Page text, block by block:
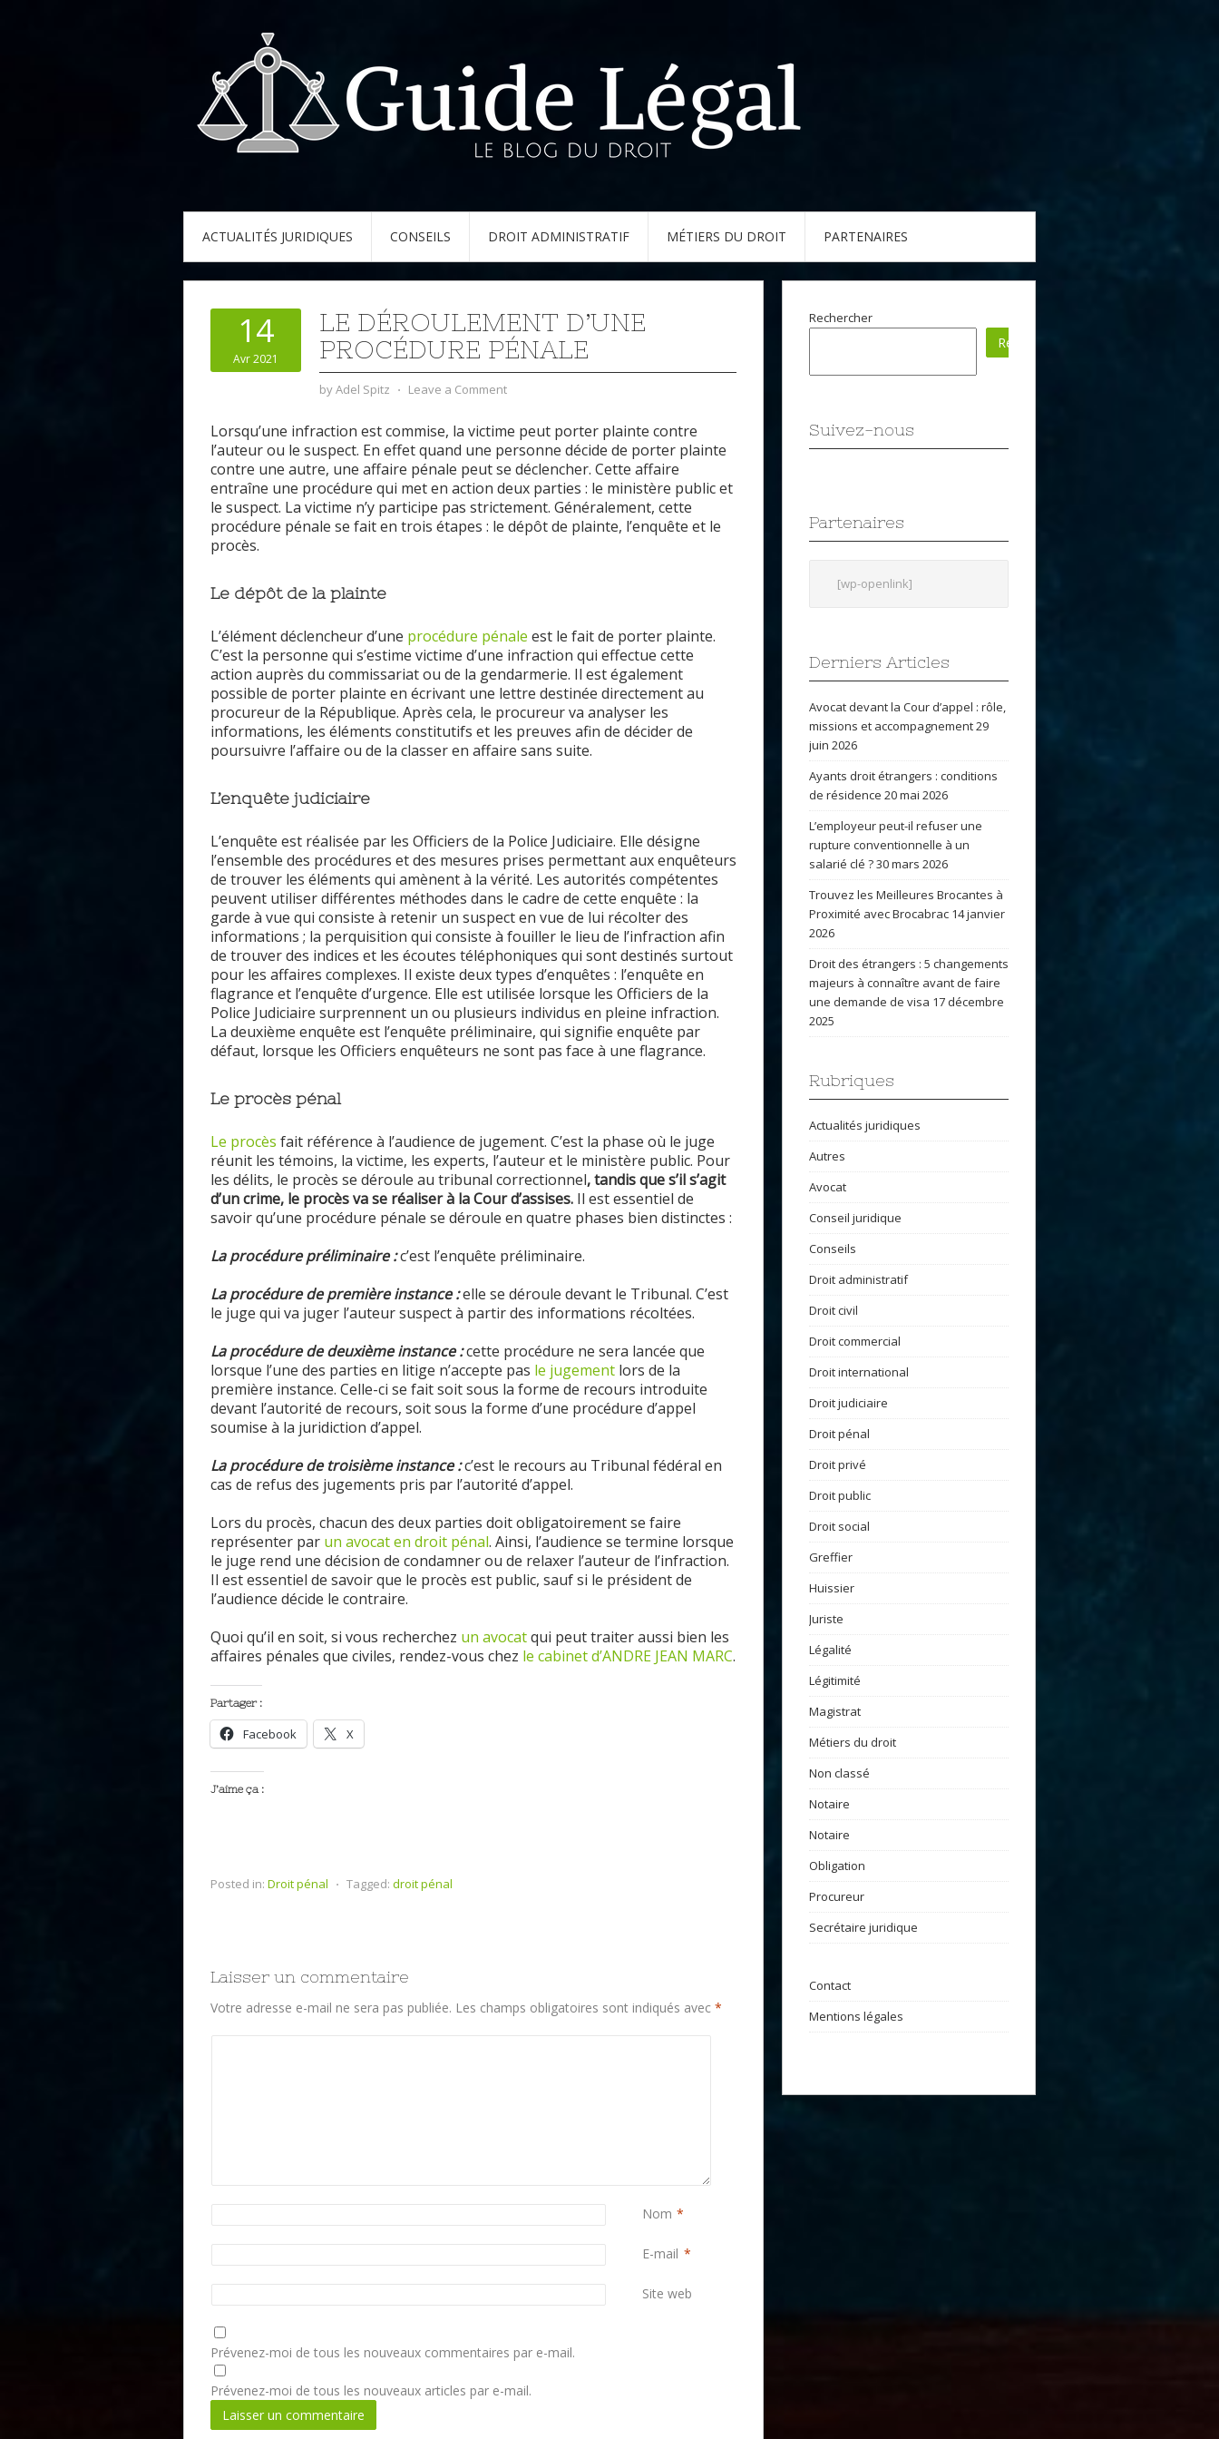
ACTUALITÉS JURIDIQUES CONSEILS DROIT ADMINISTRATIF MÉTIERS DU DROIT PARTENAIRES
14
Avr 2021
LE DÉROULEMENT D’UNE
PROCÉDURE PÉNALE
byAdel Spitz ⋅ Leave a Comment
Lorsqu’une infraction est commise, la victime peut porter plainte contre
l’auteur ou le suspect. En effet quand une personne décide de porter plainte
contre une autre, une affaire pénale peut se déclencher. Cette affaire
entraîne une procédure qui met en action deux parties : le ministère public et
le suspect. La victime n’y participe pas strictement. Généralement, cette
procédure pénale se fait en trois étapes : le dépôt de plainte, l’enquête et le
procès.
Le dépôt de la plainte
L’élément déclencheur d’une procédure pénale est le fait de porter plainte.
C’est la personne qui s’estime victime d’une infraction qui effectue cette
action auprès du commissariat ou de la gendarmerie. Il est également
possible de porter plainte en écrivant une lettre destinée directement au
procureur de la République. Après cela, le procureur va analyser les
informations, les éléments constitutifs et les preuves afin de décider de
poursuivre l’affaire ou de la classer en affaire sans suite.
L’enquête judiciaire
L’enquête est réalisée par les Officiers de la Police Judiciaire. Elle désigne
l’ensemble des procédures et des mesures prises permettant aux enquêteurs
de trouver les éléments qui amènent à la vérité. Les autorités compétentes
peuvent utiliser différentes méthodes dans le cadre de cette enquête : la
garde à vue qui consiste à retenir un suspect en vue de lui récolter des
informations ; la perquisition qui consiste à fouiller le lieu de l’infraction afin
de trouver des indices et les écoutes téléphoniques qui sont destinés surtout
pour les affaires complexes. Il existe deux types d’enquêtes : l’enquête en
flagrance et l’enquête d’urgence. Elle est utilisée lorsque les Officiers de la
Police Judiciaire surprennent un ou plusieurs individus en pleine infraction.
La deuxième enquête est l’enquête préliminaire, qui signifie enquête par
défaut, lorsque les Officiers enquêteurs ne sont pas face à une flagrance.
Le procès pénal
Le procès fait référence à l’audience de jugement. C’est la phase où le juge
réunit les témoins, la victime, les experts, l’auteuret le ministère public. Pour
les délits, le procès se déroule au tribunal correctionnel,tandis ques’il s’agit
d’un crime, le procès va se réaliser à la Cour d’assises. Il est essentiel de
savoir qu’une procédure pénale se déroule en quatre phases bien distinctes :
La procédure préliminaire :c’est l’enquête préliminaire.
La procédure de première instance :elle se déroule devant le Tribunal. C’est
le juge qui va juger l’auteur suspect à partir des informations récoltées.
La procédure de deuxième instance :cette procédure ne sera lancée que
lorsque l’une des parties en litige n’accepte pas le jugement lors de la
première instance. Celle-ci se fait soitsous la forme de recours introduite
devant l’autorité de recours, soitsous la forme d’une procédure d’appel
soumise à la juridiction d’appel.
La procédure de troisième instance :c’est le recours au Tribunal fédéral en
cas de refus des jugements pris par l’autorité d’appel.
Lors du procès, chacun des deux parties doit obligatoirement se faire
représenter par un avocaten droit pénal. Ainsi, l’audience se termine lorsque
le juge rend une décision de condamner ou de relaxer l’auteur de l’infraction.
Il est essentiel de savoir que le procès est public, sauf si le président de
l’audience décide le contraire.
Quoi qu’il en soit, si vous recherchez un avocatqui peut traiteraussi bien les
affaires pénales que civiles, rendez-vous chez le cabinet d’ANDRE JEAN MARC.
Partager :
Facebook X
J’aime ça :
Posted in: Droit pénal ⋅ Tagged: droit pénal
Laisser un commentaire
Votre adresse e-mail ne sera pas publiée. Les champs obligatoires sont indiqués avec *
Nom *
E-mail *
Site web
Prévenez-moi de tous les nouveaux commentaires par e-mail.
Prévenez-moi de tous les nouveaux articles par e-mail.
Rechercher
Rechercher
Suivez-nous
Partenaires
[wp-openlink]
Derniers Articles
Avocat devant la Cour d’appel : rôle,
missions et accompagnement29
juin 2026
Ayants droit étrangers : conditions
de résidence 20 mai 2026
L’employeur peut-il refuser une
rupture conventionnelle à un
salarié clé ?30 mars 2026
Trouvez les Meilleures Brocantes à
Proximité avec Brocabrac 14 janvier
2026
Droit des étrangers : 5 changements
majeurs à connaître avant de faire
une demande de visa 17 décembre
2025
Rubriques
Actualités juridiques
Autres
Avocat
Conseil juridique
Conseils
Droit administratif
Droit civil
Droit commercial
Droit international
Droit judiciaire
Droit pénal
Droit privé
Droit public
Droit social
Greffier
Huissier
Juriste
Légalité
Légitimité
Magistrat
Métiers du droit
Non classé
Notaire
Notaire
Obligation
Procureur
Secrétaire juridique
Contact
Mentions légales